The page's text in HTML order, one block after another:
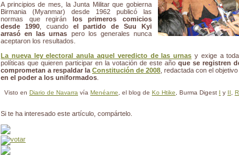
A principios de mes, la Junta Militar que gobierna
Birmania (Myanmar) desde 1962 publicó las
normas que regirán los primeros comicios
desde 1990, cuando el partido de Suu Kyi
arrasó en las urnas pero los generales nunca
aceptaron los resultados.
La nueva ley electoral anula aquel veredicto de las urnas y exige a
políticas que quieren participar en la votación de este año que se registren
comprometan a respaldar la Constitución de 2008 , redactada con el
en el poder a los uniformados
Visto en Diario de Navarra vía Menéame , el blog de Ko Htike , Burma Digest I y II
Si te ha interesado este artículo, compártelo.